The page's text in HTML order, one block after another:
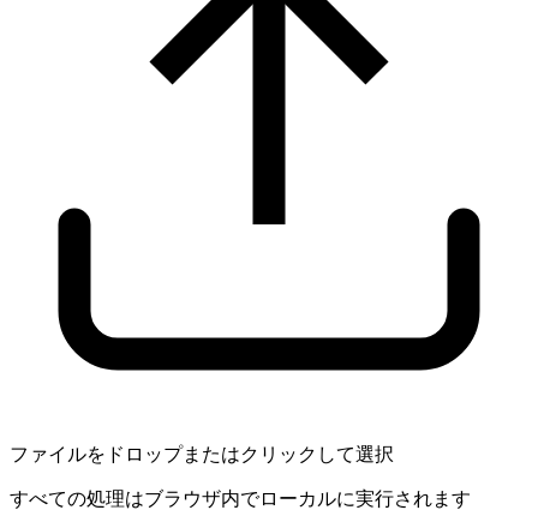
ファイルをドロップまたはクリックして選択
すべての処理はブラウザ内でローカルに実行されます